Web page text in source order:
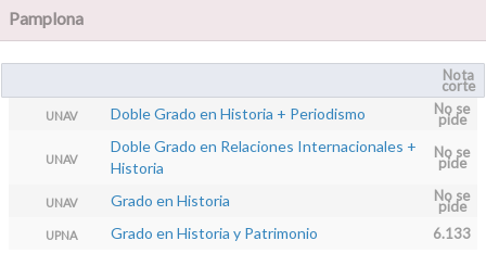
Pamplona
Nota
corte
UNAV Doble Grado en Historia + Periodismo No se
pide
UNAV
Doble Grado en Relaciones Internacionales +
Historia
No se
pide
UNAV Grado en Historia No se
pide
UPNA Grado en Historia y Patrimonio 6.133